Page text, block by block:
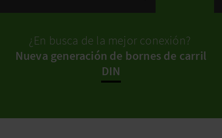
¿En busca de la mejor conexión?
Nueva generación de bornes de carril
DIN